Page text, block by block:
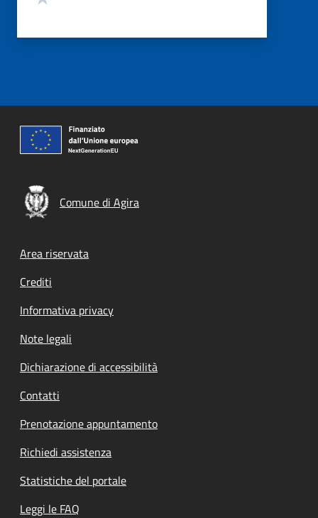
Comune di Agira
Footer menu
Area riservata
Crediti
Informativa privacy
Note legali
Dichiarazione di accessibilità
Contatti
Prenotazione appuntamento
Richiedi assistenza
Statistiche del portale
Leggi le FAQ